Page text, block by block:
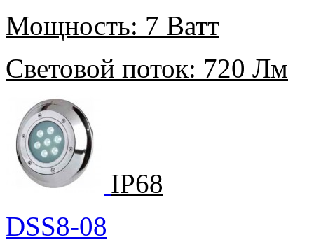
Мощность: 7 Ватт
Световой поток: 720 Лм
IP68
DSS8-08